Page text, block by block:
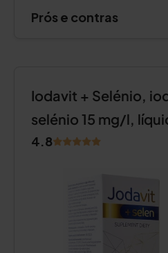
Prós e contras
Iodavit + Selénio,
selénio 15 mg/l,
4.8